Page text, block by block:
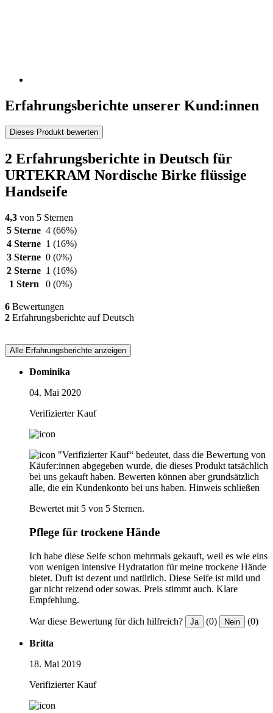
Erfahrungsberichte unserer Kund:innen
Dieses Produkt bewerten
2 Erfahrungsberichte in Deutsch für
URTEKRAM Nordische Birke flüssige
Handseife
4,3 von 5 Sternen
5 Sterne 4 (66%)
4 Sterne 1 (16%)
3 Sterne 0 (0%)
2 Sterne 1 (16%)
1 Stern
0 (0%)
6 Bewertungen
2 Erfahrungsberichte auf Deutsch
Alle Erfahrungsberichte anzeigen
Dominika
04. Mai 2020
Verifizierter Kauf
"Verifizierter Kauf“ bedeutet, dass die Bewertung von
Käufer:innen abgegeben wurde, die dieses Produkt tatsächlich
bei uns gekauft haben. Bewerten können aber grundsätzlich
alle, die ein Kundenkonto bei uns haben. Hinweis schließen
Bewertet mit 5 von 5 Sternen.
Pflege für trockene Hände
Ich habe diese Seife schon mehrmals gekauft, weil es wie eins
von wenigen intensive Hydratation für meine trockene Hände
bietet. Duft ist dezent und natürlich. Diese Seife ist mild und
gar nicht reizend oder sowas. Preis stimmt auch. Klare
Empfehlung.
War diese Bewertung für dich hilfreich? Ja (0) Nein (0)
Britta
18. Mai 2019
Verifizierter Kauf